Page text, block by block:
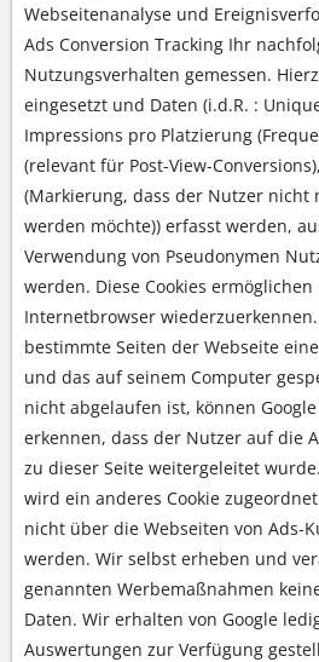
Webseitenanalyse und
Ads Conversion Tracking Ihr
Nutzungsverhalten gemessen.
eingesetzt und Daten (i.d.R. :
Impressions pro Platzierung
(relevant für Post-View-
(Markierung, dass der Nutzer nicht
werden möchte)) erfasst werden,
Verwendung von Pseudonymen
werden. Diese Cookies ermöglichen
Internetbrowser
bestimmte Seiten der Webseite
und das auf seinem Computer
nicht abgelaufen ist, können
erkennen, dass der Nutzer auf die
zu dieser Seite weitergeleitet
wird ein anderes Cookie
nicht über die Webseiten von Ads-
werden. Wir selbst erheben und
genannten Werbemaßnahmen
Daten. Wir erhalten von Google
Auswertungen zur Verfügung